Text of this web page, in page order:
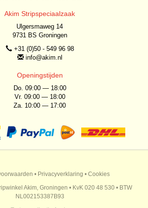
Akim Stripspeciaalzaak
Ulgersmaweg 14
9731 BS Groningen
+31 (0)50 - 549 96 98
info@akim.nl
Openingstijden
Do. 09:00 — 18:00
Vr. 09:00 — 18:00
Za. 10:00 — 17:00
• Privacyverklaring • Cookies
Akim, Groningen • KvK 020 48 530 • BTW
NL002153387B93